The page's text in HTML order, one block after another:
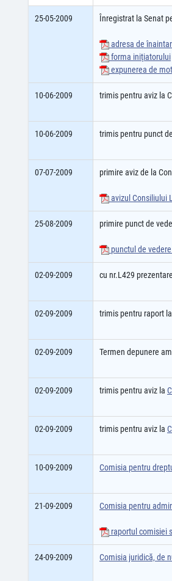
25-05-2009 Înregistrat la Senat
adresa de
forma iniţiatorului
expunerea de
10-06-2009 trimis pentru aviz la
10-06-2009 trimis pentru punct
07-07-2009 primire aviz de la
avizul Consiliului
25-08-2009 primire punct de
punctul de
02-09-2009 cu nr.L429
02-09-2009 trimis pentru raport la
02-09-2009 Termen depunere
02-09-2009 trimis pentru aviz la
02-09-2009 trimis pentru aviz la
10-09-2009 Comisia pentru
21-09-2009 Comisia pentru
raportul comisiei
24-09-2009 Comisia juridică, de